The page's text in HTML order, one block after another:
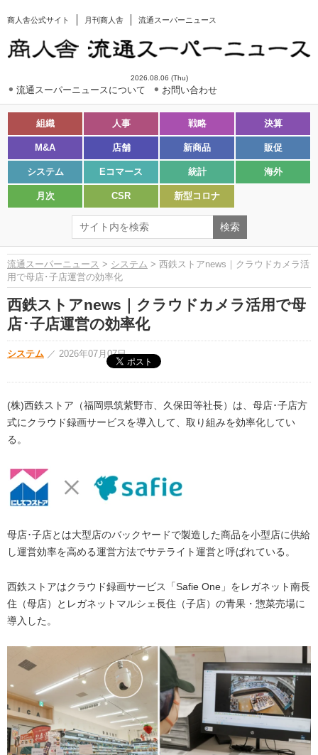
商人舎公式サイト 月刊商人舎 流通スーパーニュース
2026.08.06 (Thu)
流通スーパーニュースについて お問い合わせ
組織 人事 戦略 決算
M&A 店舗 新商品 販促
システム Eコマース 統計 海外
月次 CSR 新型コロナ
流通スーパーニュース > システム > 西鉄ストアnews｜クラウドカメラ活
用で母店･子店運営の効率化
西鉄ストアnews｜クラウドカメラ活用で母
店･子店運営の効率化
システム ／ 2026年07月07日
(株)西鉄ストア（福岡県筑紫野市、久保田等社長）は、母店･子店方
式にクラウド録画サービスを導入して、取り組みを効率化してい
る。
母店･子店とは大型店のバックヤードで製造した商品を小型店に供給
し運営効率を高める運営方法でサテライト運営と呼ばれている。
西鉄ストアはクラウド録画サービス「Safie One」をレガネット南長
住（母店）とレガネットマルシェ長住（子店）の青果・惣菜売場に
導入した。